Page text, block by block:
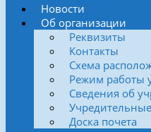
Новости
Об организации
Реквизиты
Контакты
Схема
Режим работы
Сведения об
Доска почета